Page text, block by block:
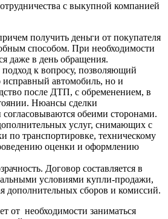
с выкупной компанией
получить деньги от покупателя
способом. При необходимости
даже в день обращения.
к вопросу, позволяющий
исправный автомобиль, но и
после ДТП, с обременением, в
Нюансы сделки
согласовываются обеими сторонами.
услуг, снимающих с
по транспортировке, техническому
оценки и оформлению
Договор составляется в
условиями купли-продажи,
дополнительных сборов и комиссий.
от необходимости заниматься